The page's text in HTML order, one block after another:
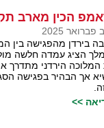
הכין מארב
בירדן מהפגישה בין
הציג עמדה חלשה
המלוכה הירדני מתדרך
אך הבהיר בפגישה
>>